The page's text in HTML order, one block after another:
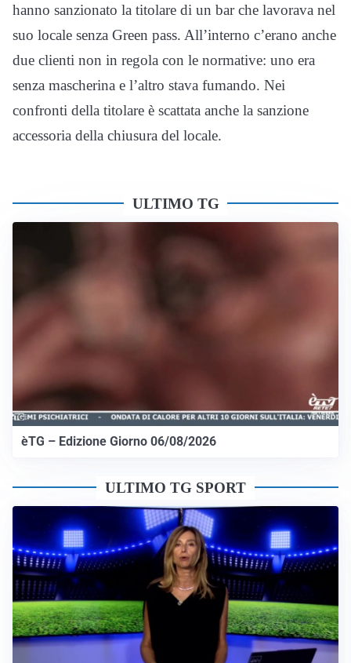
hanno sanzionato la titolare di un bar che lavorava nel
suo locale senza Green pass. All’interno c’erano anche
due clienti non in regola con le normative: uno era
senza mascherina e l’altro stava fumando. Nei
confronti della titolare è scattata anche la sanzione
accessoria della chiusura del locale.
ULTIMO TG
èTG – Edizione Giorno 06/08/2026
ULTIMO TG SPORT